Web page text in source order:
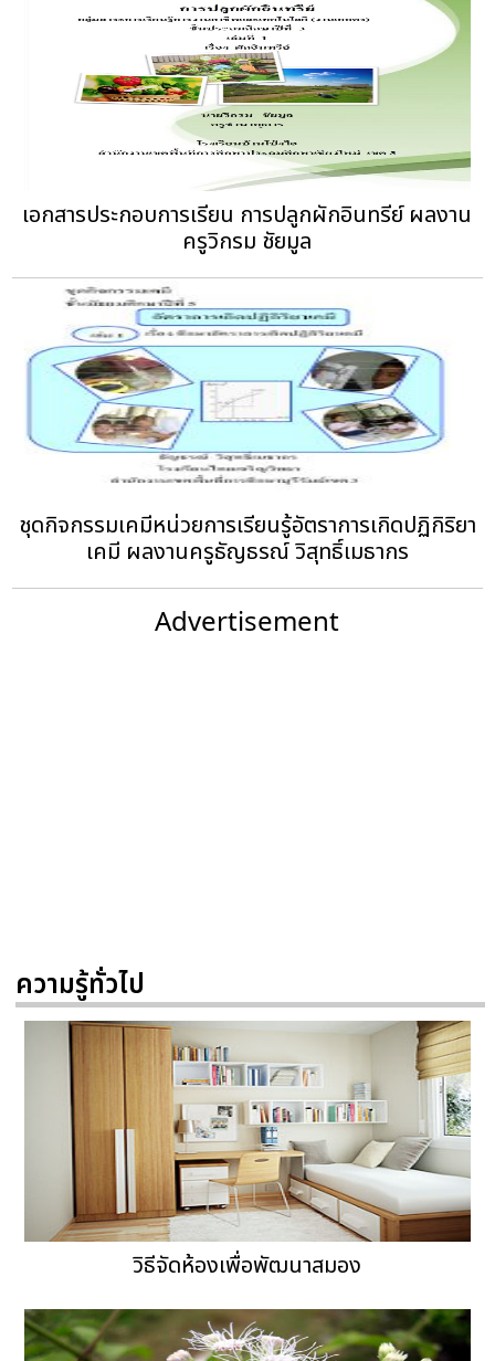
เอกสารประกอบการเรียน การปลูกผักอินทรีย์ ผลงาน
ครูวิกรม ชัยมูล
ชุดกิจกรรมเคมีหน่วยการเรียนรู้อัตราการเกิดปฏิกิริยา
เคมี ผลงานครูธัญธรณ์ วิสุทธิ์เมธากร
Advertisement
ความรู้ทั่วไป
วิธีจัดห้องเพื่อพัฒนาสมอง